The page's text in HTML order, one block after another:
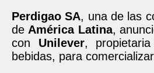
Perdigao SA, una de las
de América Latina,
con Unilever,
bebidas, para